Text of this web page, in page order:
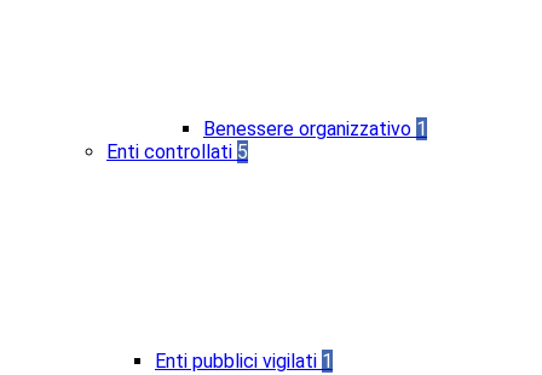
Benessere organizzativo 1
Enti controllati 5
Enti pubblici vigilati 1